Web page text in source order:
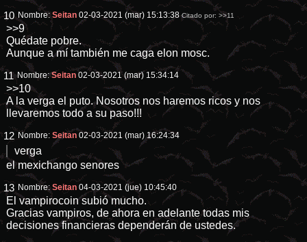
10 Nombre:Seitan 02-03-2021 (mar) 15:13:38 Citado por:>>11
>>9
Quédate pobre.
Aunque a mí también me caga elon mosc.
11 Nombre:Seitan 02-03-2021 (mar) 15:34:14
>>10
A la verga el puto. Nosotros nos haremos ricos y nos
llevaremos todo a su paso!!!
12 Nombre:Seitan 02-03-2021 (mar) 16:24:34
verga
el mexichango senores
13 Nombre:Seitan 04-03-2021 (jue) 10:45:40
El vampirocoin subió mucho.
Gracias vampiros, de ahora en adelante todas mis
decisiones financieras dependerán de ustedes.